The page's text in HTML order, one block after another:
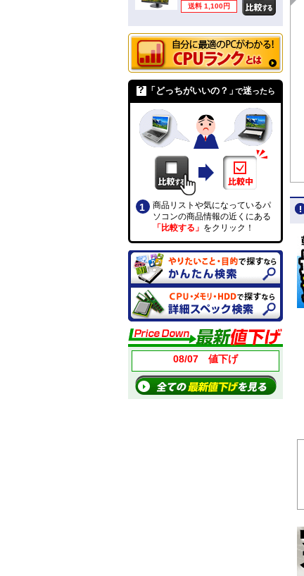
送料 1,100円
「どっちがいいの？」で迷ったら
商品リストや気になっているパ
ソコンの商品情報の近くにある
「比較する」 をクリック！
08/07 値下げ